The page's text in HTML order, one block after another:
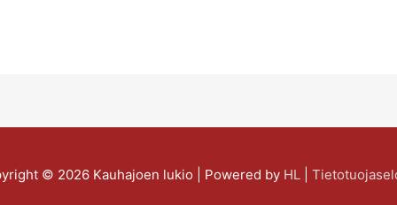
© 2026 Kauhajoen lukio | Powered by HL|